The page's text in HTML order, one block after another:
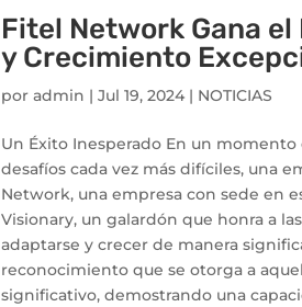
Fitel Network Gana
y Crecimiento
poradmin |Jul 19, 2024 | NOTICIAS
Un Éxito Inesperado En un
desafíos cada vez más difíciles, una
Network, una empresa con sede en
Visionary, un galardón que honra a
adaptarse y crecer de manera
reconocimiento que se otorga a
significativo, demostrando una